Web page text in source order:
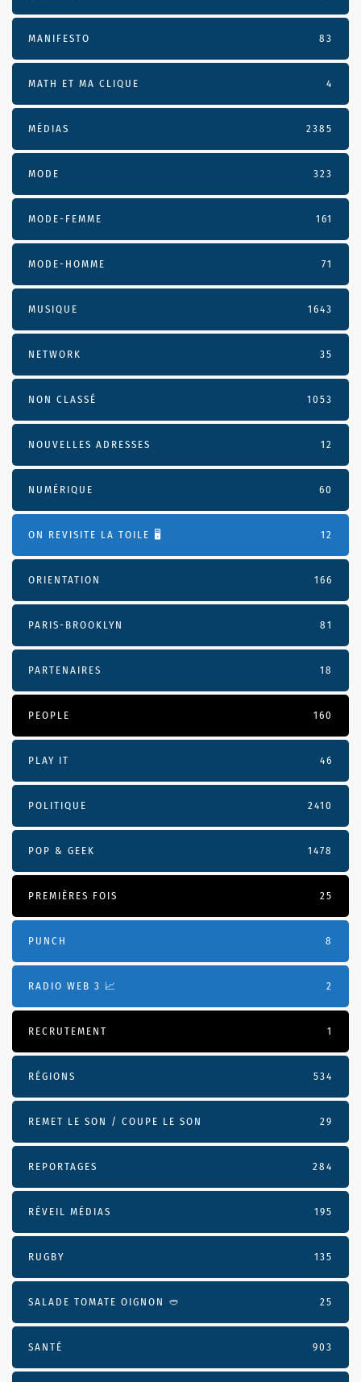
MANIFESTO 83
MATH ET MA CLIQUE 4
MÉDIAS 2385
MODE 323
MODE-FEMME 161
MODE-HOMME 71
MUSIQUE 1643
NETWORK 35
NON CLASSÉ 1053
NOUVELLES ADRESSES 12
NUMÉRIQUE 60
ON REVISITE LA TOILE 🖥️ 12
ORIENTATION 166
PARIS-BROOKLYN 81
PARTENAIRES 18
PEOPLE 160
PLAY IT 46
POLITIQUE 2410
POP & GEEK 1478
PREMIÈRES FOIS 25
PUNCH 8
RADIO WEB 3 📈 2
RECRUTEMENT 1
RÉGIONS 534
REMET LE SON / COUPE LE SON 29
REPORTAGES 284
RÉVEIL MÉDIAS 195
RUGBY 135
SALADE TOMATE OIGNON 🥙 25
SANTÉ 903